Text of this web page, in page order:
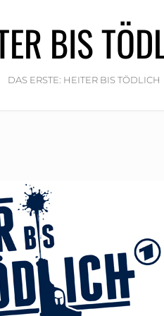
BIS
DAS ERSTE: HEITER BIS TÖDLICH